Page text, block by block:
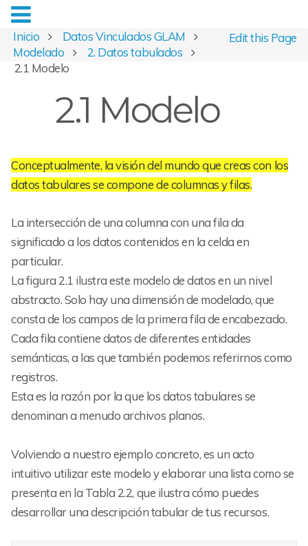
Edit this Page
Inicio
Datos Vinculados GLAM
Modelado
2. Datos tabulados
2.1 Modelo
2.1 Modelo
Conceptualmente, la visión del mundo que creas con los
datos tabulares se compone de columnas y filas.
La intersección de una columna con una fila da
significado a los datos contenidos en la celda en
particular.
La figura 2.1 ilustra este modelo de datos en un nivel
abstracto. Solo hay una dimensión de modelado, que
consta de los campos de la primera fila de encabezado.
Cada fila contiene datos de diferentes entidades
semánticas, a las que también podemos referirnos como
registros.
Esta es la razón por la que los datos tabulares se
denominan a menudo archivos planos.
Volviendo a nuestro ejemplo concreto, es un acto
intuitivo utilizar este modelo y elaborar una lista como se
presenta en la Tabla 2.2, que ilustra cómo puedes
desarrollar una descripción tabular de tus recursos.